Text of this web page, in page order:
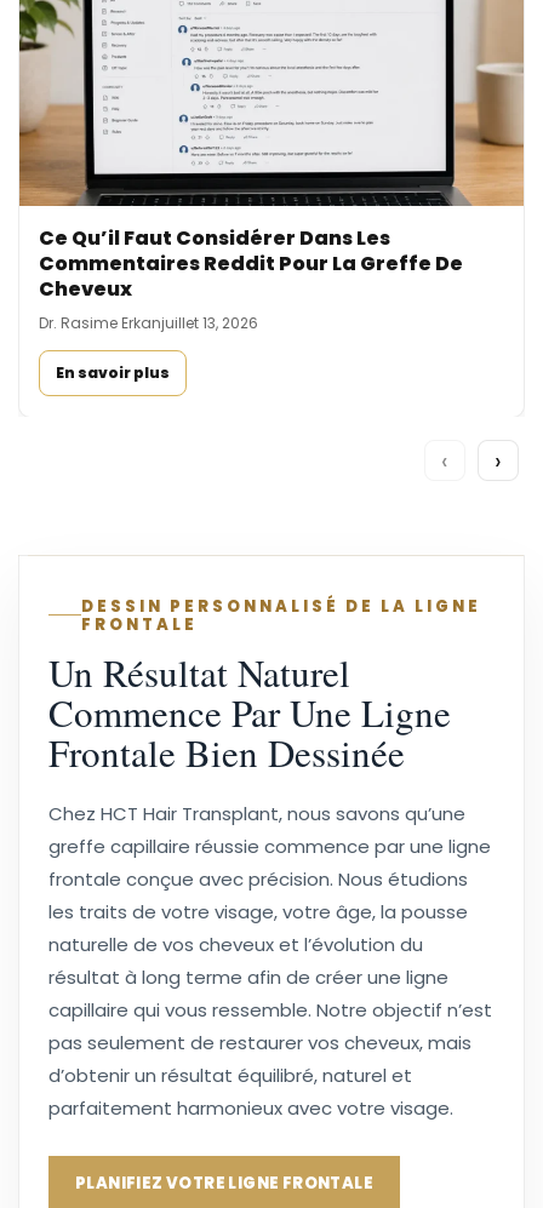
Ce Qu’il Faut Considérer Dans Les
Commentaires Reddit Pour La Greffe De
Cheveux
Dr. Rasime Erkanjuillet 13, 2026
En savoir plus
‹ ›
DESSIN PERSONNALISÉ DE LA LIGNE
FRONTALE
Un Résultat Naturel
Commence Par Une Ligne
Frontale Bien Dessinée
Chez HCT Hair Transplant, nous savons qu’une
greffe capillaire réussie commence par une ligne
frontale conçue avec précision. Nous étudions
les traits de votre visage, votre âge, la pousse
naturelle de vos cheveux et l’évolution du
résultat à long terme afin de créer une ligne
capillaire qui vous ressemble. Notre objectif n’est
pas seulement de restaurer vos cheveux, mais
d’obtenir un résultat équilibré, naturel et
parfaitement harmonieux avec votre visage.
PLANIFIEZ VOTRE LIGNE FRONTALE